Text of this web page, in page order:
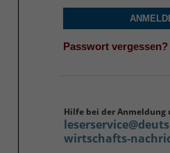
Passwort vergessen?
Hilfe bei der Anmeldung
wirtschafts-